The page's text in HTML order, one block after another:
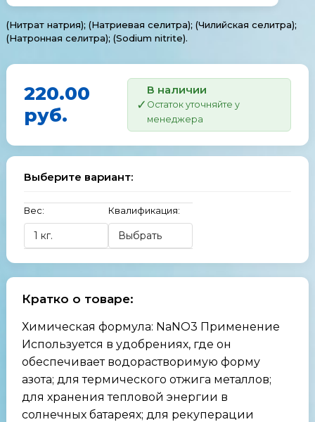
(Нитрат натрия); (Натриевая селитра); (Чилийская селитра);
(Натронная селитра); (Sodium nitrite).
220.00
руб.
В наличии
Остаток уточняйте у
менеджера
Выберите вариант:
Вес: Квалификация:
Кратко о товаре:
Химическая формула: NaNO3 Применение
Используется в удобрениях, где он
обеспечивает водорастворимую форму
азота; для термического отжига металлов;
для хранения тепловой энергии в
солнечных батареях; для рекуперации